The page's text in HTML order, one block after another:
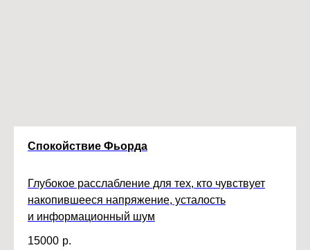
Спокойствие Фьорда
Глубокое расслабление для тех, кто чувствует
накопившееся напряжение, усталость
и информационный шум
15000 р.